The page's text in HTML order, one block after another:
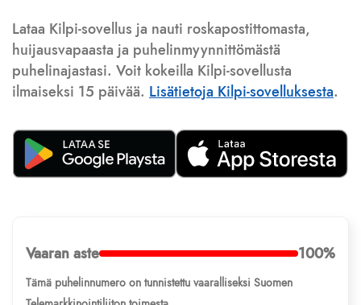
Lataa Kilpi-sovellus ja nauti roskapostittomasta,
huijausvapaasta ja puhelinmyynnittömästä
puhelinajastasi. Voit kokeilla Kilpi-sovellusta
ilmaiseksi 15 päivää. Lisätietoja Kilpi-sovelluksesta.
Vaaran aste 100%
Tämä puhelinnumero on tunnistettu vaaralliseksi Suomen